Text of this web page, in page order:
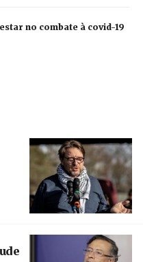
no combate à covid-19